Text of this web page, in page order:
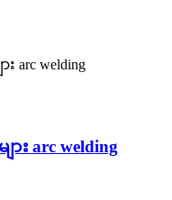
arc welding